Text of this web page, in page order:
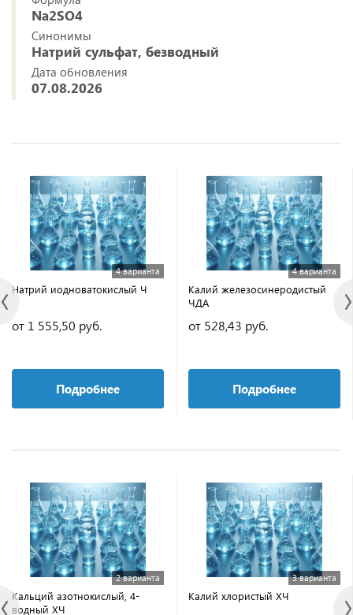
Na2SO4
Синонимы
Натрий сульфат, безводный
Дата обновления
07.08.2026
4 варианта
Натрий иодноватокислый Ч
от 1 555,50 руб.
Подробнее
4 варианта
Калий железосинеродистый
ЧДА
от 528,43 руб.
Подробнее
2 варианта
Кальций азотнокислый, 4-
водный ХЧ
3 варианта
Калий хлористый ХЧ